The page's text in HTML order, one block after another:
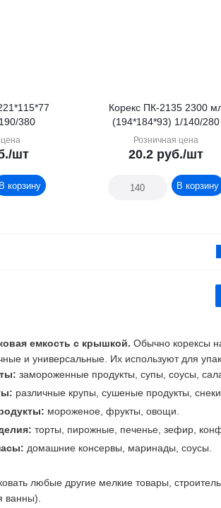
380
/шт
В корзину
Корекс ПК-2135 2300
(194*184*93) 1/140/280
Розничная цена
20.2руб./шт
В корзину
емкость с крышкой. Обычно корексы
и универсальные. Их используют для
замороженные продукты, супы, соусы,
различные крупы, сушеные продукты,
мороженое, фрукты, овощи.
торты, пирожные, печенье, зефир,
домашние консервы, маринады, соусы.
любые другие мелкие товары,
ванны).